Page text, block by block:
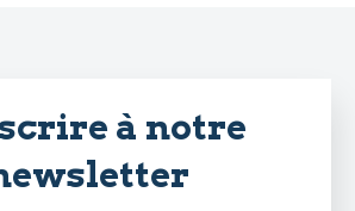
à notre